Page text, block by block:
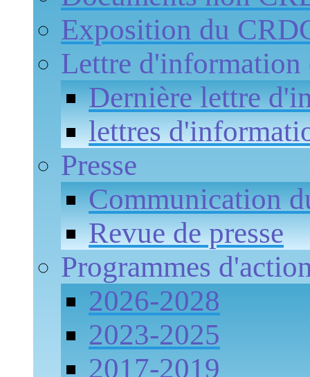
Exposition du
Lettre d'information
Dernière lettre
lettres
Presse
Communication
Revue de presse
Programmes
2026-2028
2023-2025
2017-2019